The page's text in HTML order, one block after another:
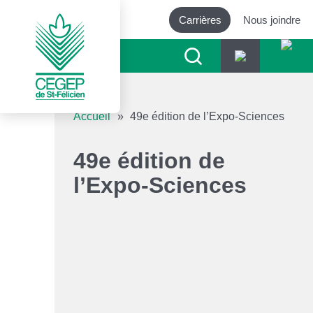
Carrières Nous joindre
Outils d’accessibilité
Diminuer le texte
Accueil » 49e édition de l’Expo-Sciences
49e édition de
l’Expo-Sciences